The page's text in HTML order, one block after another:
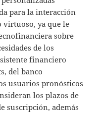
para la interacción
virtuoso, ya que le
sobre
de los
financiero
del banco
usuarios pronósticos
los plazos de
suscripción, además